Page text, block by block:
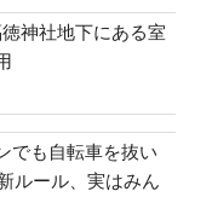
神社地下にある室
でも自転車を抜い
ルール、実はみん